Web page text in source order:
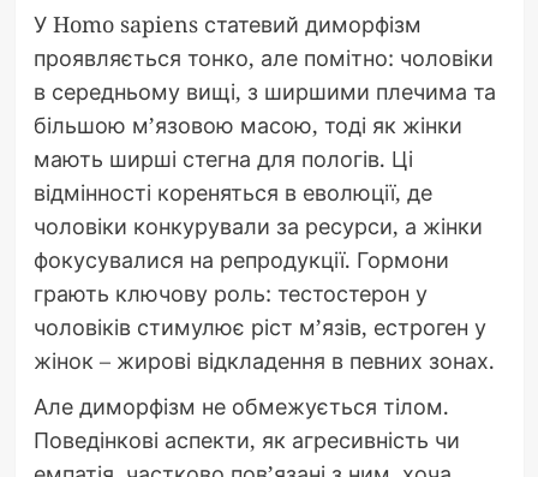
У Homo sapiens статевий диморфізм
проявляється тонко, але помітно: чоловіки
в середньому вищі, з ширшими плечима та
більшою м’язовою масою, тоді як жінки
мають ширші стегна для пологів. Ці
відмінності кореняться в еволюції, де
чоловіки конкурували за ресурси, а жінки
фокусувалися на репродукції. Гормони
грають ключову роль: тестостерон у
чоловіків стимулює ріст м’язів, естроген у
жінок – жирові відкладення в певних зонах.
Але диморфізм не обмежується тілом.
Поведінкові аспекти, як агресивність чи